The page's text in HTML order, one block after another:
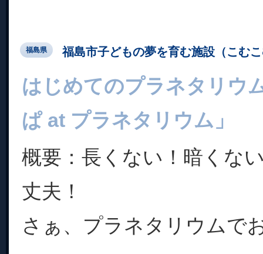
福島県 福島市子どもの夢を育む施設（こむ
はじめてのプラネタリ
ぱ at プラネタリウム」
概要：長くない！暗くな
丈夫！
さぁ、プラネタリウムで